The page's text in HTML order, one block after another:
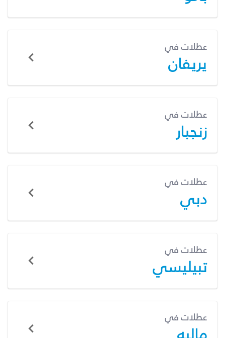
عطلات في
يريفان
عطلات في
زنجبار
عطلات في
دبي
عطلات في
تبيليسي
عطلات في